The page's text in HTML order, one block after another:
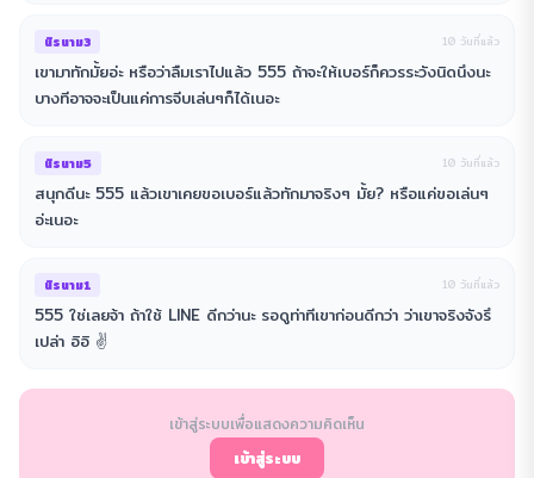
นิรนาม3 10 วันที่แล้ว
เขามาทักมั้ยอ่ะ หรือว่าลืมเราไปแล้ว 555 ถ้าจะให้เบอร์ก็ควรระวังนิดนึงนะ
บางทีอาจจะเป็นแค่การจีบเล่นๆก็ได้เนอะ
นิรนาม5 10 วันที่แล้ว
สนุกดีนะ 555 แล้วเขาเคยขอเบอร์แล้วทักมาจริงๆ มั้ย? หรือแค่ขอเล่นๆ
อ่ะเนอะ
นิรนาม1 10 วันที่แล้ว
555 ใช่เลยจ้า ถ้าใช้ LINE ดีกว่านะ รอดูท่าทีเขาก่อนดีกว่า ว่าเขาจริงจังรึ
เปล่า อิอิ ✌️
เข้าสู่ระบบเพื่อแสดงความคิดเห็น
เข้าสู่ระบบ